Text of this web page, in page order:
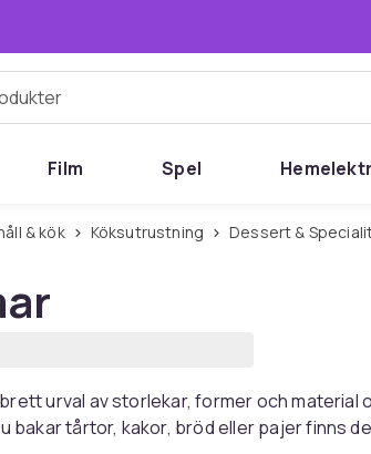
Film Spel
& kök Köksutrustning Dessert &
urval av storlekar, former och material
bakar tårtor, kakor, bröd eller pajer finns